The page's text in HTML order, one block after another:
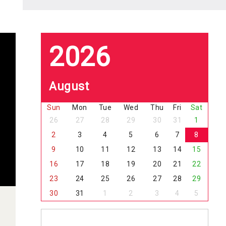
2026
Sun Mon Tue Wed Thu Fri
Sat
26
27 28 29 30 31
1
2
3 4 5 6 7
8
9
10 11 12 13 14
15
16
17 18 19 20 21
22
23
24 25 26 27 28
29
30
31 1 2 3 4 5